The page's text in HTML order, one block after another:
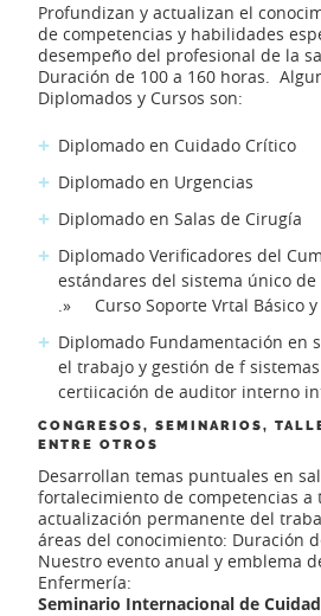
Profundizan y actualizan el
de competencias y habilidades
desempeño del profesional de la
Duración de 100 a 160 horas.
Diplomados y Cursos son:
Diplomado en Cuidado Crítico
Diplomado en Urgencias
Diplomado en Salas de Cirugía
Diplomado Verificadores del
estándares del sistema único
.» Curso Soporte Vrtal Básico y
Diplomado Fundamentación en
el trabajo y gestión de f
certii­cación de auditor interno
CONGRESOS, SEMINARIOS,
ENTRE OTROS
Desarrollan temas puntuales en
fortalecimiento de competencias a
actualización permanente del
áreas del conocimiento: Duración
Nuestro evento anual y emblema
Enfermería:
Seminario Internacional de